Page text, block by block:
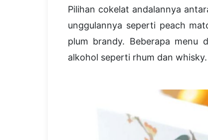
Pilihan cokelat andalannya
unggulannya seperti peach
plum brandy. Beberapa menu
alkohol seperti rhum dan whisky.